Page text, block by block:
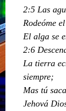
2:5 Las
Rodeóme
El alga se
2:6
La tierra
siempre;
Mas tú
Jehová